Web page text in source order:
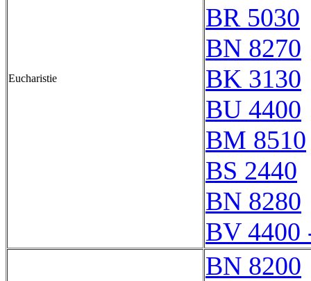
Eucharistie
BR 5030
BN 8270
BK 3130
BU 4400
BM 8510
BS 2440
BN 8280
BV 4400
BN 8200